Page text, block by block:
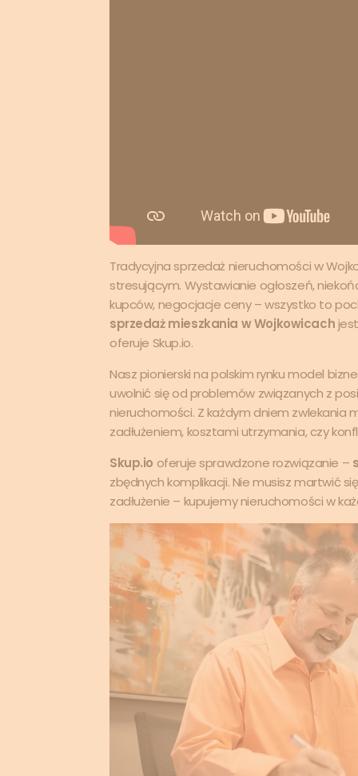
Tradycyjna sprzedaż nieruchomości w
stresującym. Wystawianie ogłoszeń,
kupców, negocjacje ceny – wszystko to
sprzedaż mieszkania w Wojkowicach
oferuje Skup.io.
Nasz pionierski na polskim rynku model
uwolnić się od problemów związanych z
nieruchomości. Z każdym dniem
zadłużeniem, kosztami utrzymania, czy
Skup.io oferuje sprawdzone rozwiązanie –
zbędnych komplikacji. Nie musisz martwić
zadłużenie – kupujemy nieruchomości w